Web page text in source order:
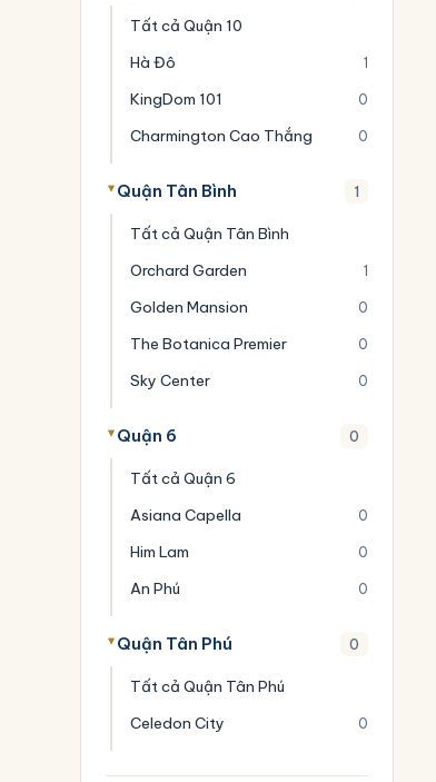
Tất cả Quận 10
Hà Đô
1
KingDom 101 0
Charmington Cao Thắng 0
Quận Tân Bình 1
Tất cả Quận Tân Bình
Orchard Garden
1
Golden Mansion 0
The Botanica Premier 0
Sky Center 0
Quận 6 0
Tất cả Quận 6
Asiana Capella
0
Him Lam 0
An Phú 0
Quận Tân Phú 0
Tất cả Quận Tân Phú
Celedon City
0